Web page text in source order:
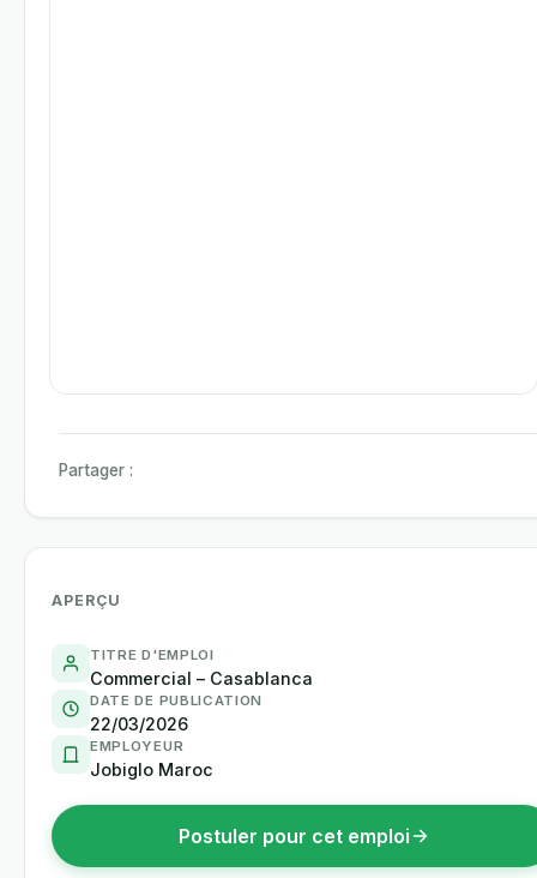
Partager :
APERÇU
TITRE D'EMPLOI
Commercial – Casablanca
DATE DE PUBLICATION
22/03/2026
EMPLOYEUR
Jobiglo Maroc
Postuler pour cet emploi